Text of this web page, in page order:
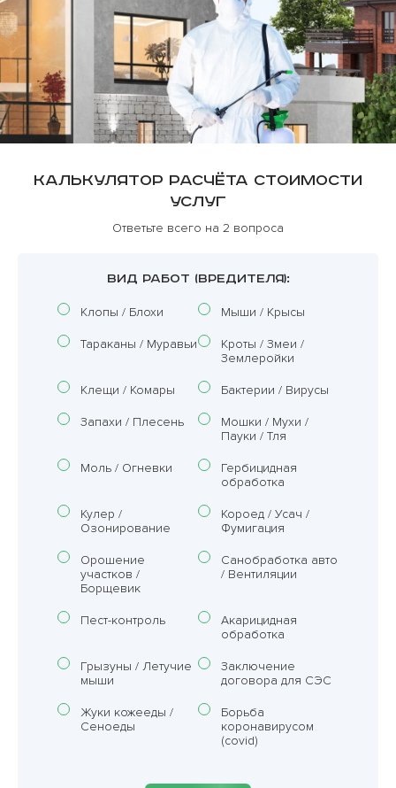
Калькулятор расчёта стоимости
услуг
Ответьте всего на 2 вопроса
ВИД РАБОТ (ВРЕДИТЕЛЯ):
Клопы / Блохи Мыши / Крысы
Тараканы / Муравьи
Кроты / Змеи /
Землеройки
Клещи / Комары Бактерии / Вирусы
Запахи / Плесень
Мошки / Мухи /
Пауки / Тля
Моль / Огневки
Гербицидная
обработка
Кулер /
Озонирование
Короед / Усач /
Фумигация
Орошение
участков /
Борщевик
Санобработка авто
/ Вентиляции
Пест-контроль
Акарицидная
обработка
Грызуны / Летучие
мыши
Заключение
договора для СЭС
Жуки кожееды /
Сеноеды
Борьба
коронавирусом
(covid)